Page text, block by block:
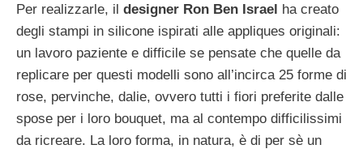
Per realizzarle, il designer Ron Ben Israel ha creato
degli stampi in silicone ispirati alle appliques originali:
un lavoro paziente e difficile se pensate che quelle da
replicare per questi modelli sono all’incirca 25 forme di
rose, pervinche, dalie, ovvero tutti i fiori preferite dalle
spose per i loro bouquet, ma al contempo difficilissimi
da ricreare. La loro forma, in natura, è di per sè un